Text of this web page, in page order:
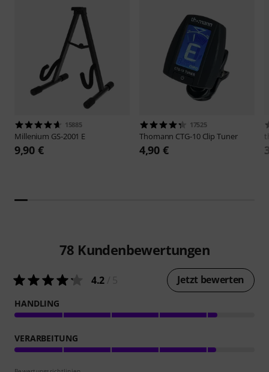
15885
Millenium GS-2001 E
9,90 €
17525
Thomann CTG-10 Clip Tuner
4,90 €
78 Kundenbewertungen
4.2 Jetzt bewerten
HANDLING
VERARBEITUNG